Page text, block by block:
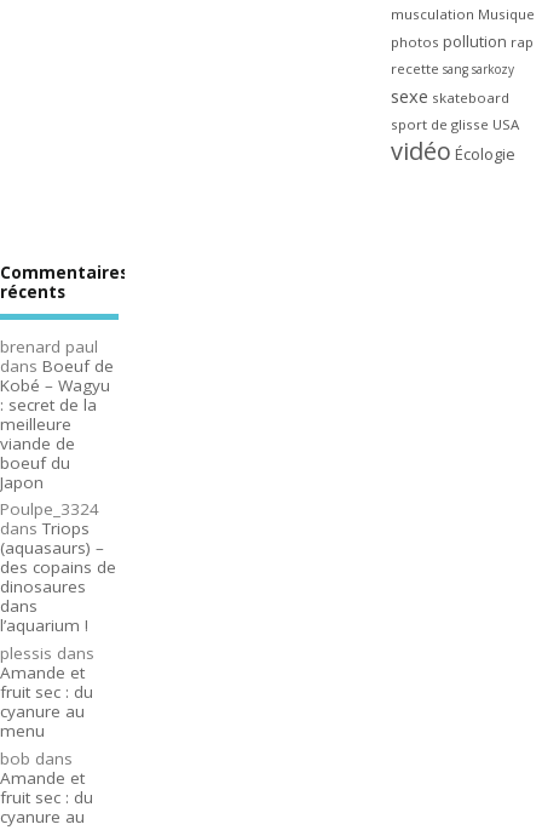
musculation Musique
photos pollution rap
recette sang sarkozy
sexe skateboard
sport de glisse USA
vidéo Écologie
Commentaires
récents
brenard paul
dans Boeuf de
Kobé – Wagyu
: secret de la
meilleure
viande de
boeuf du
Japon
Poulpe_3324
dansTriops
(aquasaurs) –
des copains de
dinosaures
dans
l’aquarium !
plessis dans
Amande et
fruit sec : du
cyanure au
menu
bob dans
Amande et
fruit sec : du
cyanure au